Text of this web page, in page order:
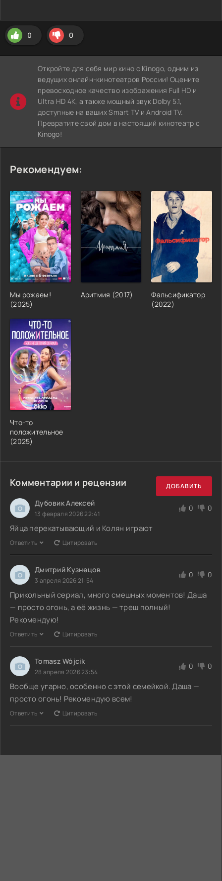
0 0
Откройте для себя мир кино с Kinogo, одним из
ведущих онлайн-кинотеатров России! Оцените
превосходное качество изображения Full HD и
Ultra HD 4K, а также мощный звук Dolby 5.1,
доступные на ваших Smart TV и Android TV.
Превратите свой дом в настоящий кинотеатр с
Kinogo!
Рекомендуем:
Мы рожаем!
(2025)
Аритмия (2017)
Фальсификатор
(2022)
Что-то
положительное
(2025)
Комментарии и рецензии ДОБАВИТЬ
Дубовик Алексей
13 февраля 2026 22:41
0 0
Яйца перекатывающий и Колян играют
Ответить Цитировать
Дмитрий Кузнецов
3 апреля 2026 21:54
0 0
Прикольный сериал, много смешных моментов! Даша
— просто огонь, а её жизнь — треш полный!
Рекомендую!
Ответить Цитировать
Tomasz Wójcik
28 апреля 2026 23:54
0 0
Вообще угарно, особенно с этой семейкой. Даша —
просто огонь! Рекомендую всем!
Ответить Цитировать